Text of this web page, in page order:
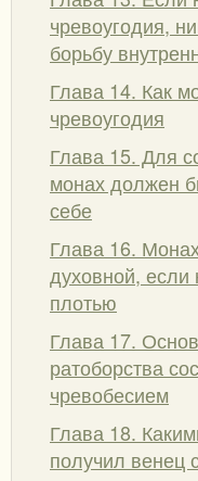
чревоугодия,
борьбу
Глава 14. Как
чревоугодия
Глава 15. Для
монах должен
себе
Глава 16.
духовной,
плотью
Глава 17.
ратоборства
чревобесием
Глава 18.
получил венец